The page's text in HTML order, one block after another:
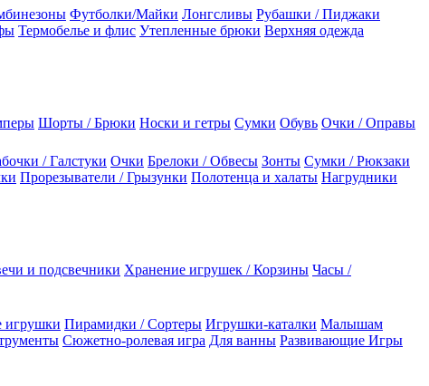
Футболки/Майки Лонгсливы Рубашки / Пиджаки
Термобелье и флис Утепленные брюки Верхняя одежда
Шорты / Брюки Носки и гетры Сумки Обувь Очки / Оправы
/ Галстуки Очки Брелоки / Обвесы Зонты Сумки / Рюкзаки
Прорезыватели / Грызунки Полотенца и халаты Нагрудники
и подсвечники Хранение игрушек / Корзины Часы /
игрушки Пирамидки / Сортеры Игрушки-каталки Малышам
Сюжетно-ролевая игра Для ванны Развивающие Игры